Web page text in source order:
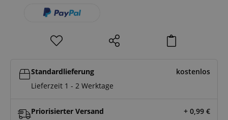
Standardlieferung
kostenlos
Lieferzeit 1 - 2 Werktage
Priorisierter Versand + 0,99 €